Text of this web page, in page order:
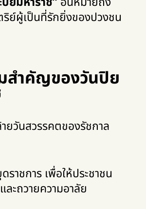
ย์ผู้เป็นที่รักยิ่งของปวงชน
สำคัญของวันปิย
ยวันสวรรคตของรัชกาล
ราชการ เพื่อให้ประชาชน
ละถวายความอาลัย